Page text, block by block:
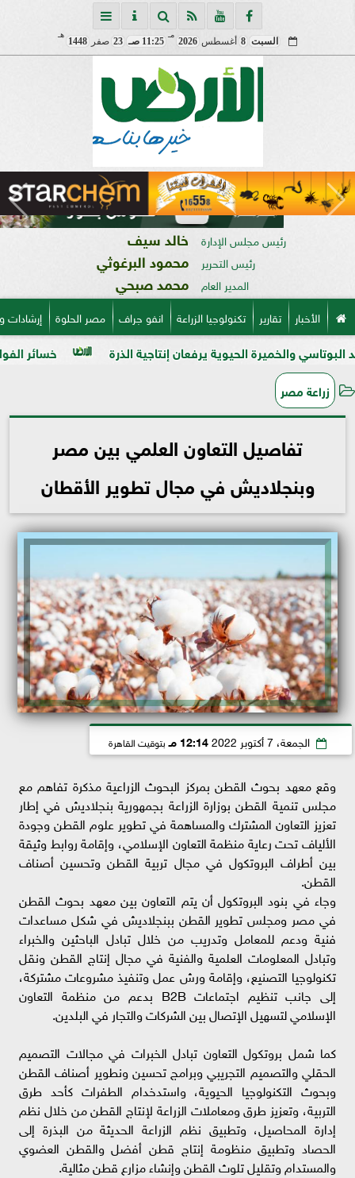
السبت 8 أغسطس 2026
مـ
11:25 صـ 23 صفر 1448
هـ
رئيس مجلس الإدارة خالد سيف
رئيس التحرير محمود البرغوثي
المدير العام محمد صبحي
الأخبار تقارير تكنولوجيا الزراعة انفو جراف مصر الحلوة
خسائر الفواكه الحيوية يرفعان إنتاجية الذرة
زراعة مصر
تفاصيل التعاون العلمي بين مصر
وبنجلاديش في مجال تطوير الأقطان
الجمعة، 7 أكتوبر 2022 12:14 مـ بتوقيت القاهرة
وقع معهد بحوث القطن بمركز البحوث الزراعية مذكرة تفاهم مع
مجلس تنمية القطن بوزارة الزراعة بجمهورية بنجلاديش في إطار
تعزيز التعاون المشترك والمساهمة في تطوير علوم القطن وجودة
الألياف تحت رعاية منظمة التعاون الإسلامي، وإقامة روابط وثيقة
بين أطراف البروتكول في مجال تربية القطن وتحسين أصناف
القطن.
وجاء في بنود البروتكول أن يتم التعاون بين معهد بحوث القطن
في مصر ومجلس تطوير القطن ببنجلاديش في شكل مساعدات
فنية ودعم للمعامل وتدريب من خلال تبادل الباحثين والخبراء
وتبادل المعلومات العلمية والفنية في مجال إنتاج القطن ونقل
تكنولوجيا التصنيع، وإقامة ورش عمل وتنفيذ مشروعات مشتركة،
إلى جانب تنظيم اجتماعات B2B بدعم من منظمة التعاون
الإسلامي لتسهيل الإتصال بين الشركات والتجار في البلدين.
كما شمل بروتكول التعاون تبادل الخبرات في مجالات التصميم
الحقلي والتصميم التجريبي وبرامج تحسين ونطوير أصناف القطن
وبحوث التكنولوجيا الحيوية، واستدخدام الطفرات كأحد طرق
التربية، وتعزيز طرق ومعاملات الزراعة لإنتاج القطن من خلال نظم
إدارة المحاصيل، وتطبيق نظم الزراعة الحديثة من البذرة إلى
الحصاد وتطبيق منظومة إنتاج قطن أفضل والقطن العضوي
والمستدام وتقليل تلوث القطن وإنشاء مزارع قطن مثالية.